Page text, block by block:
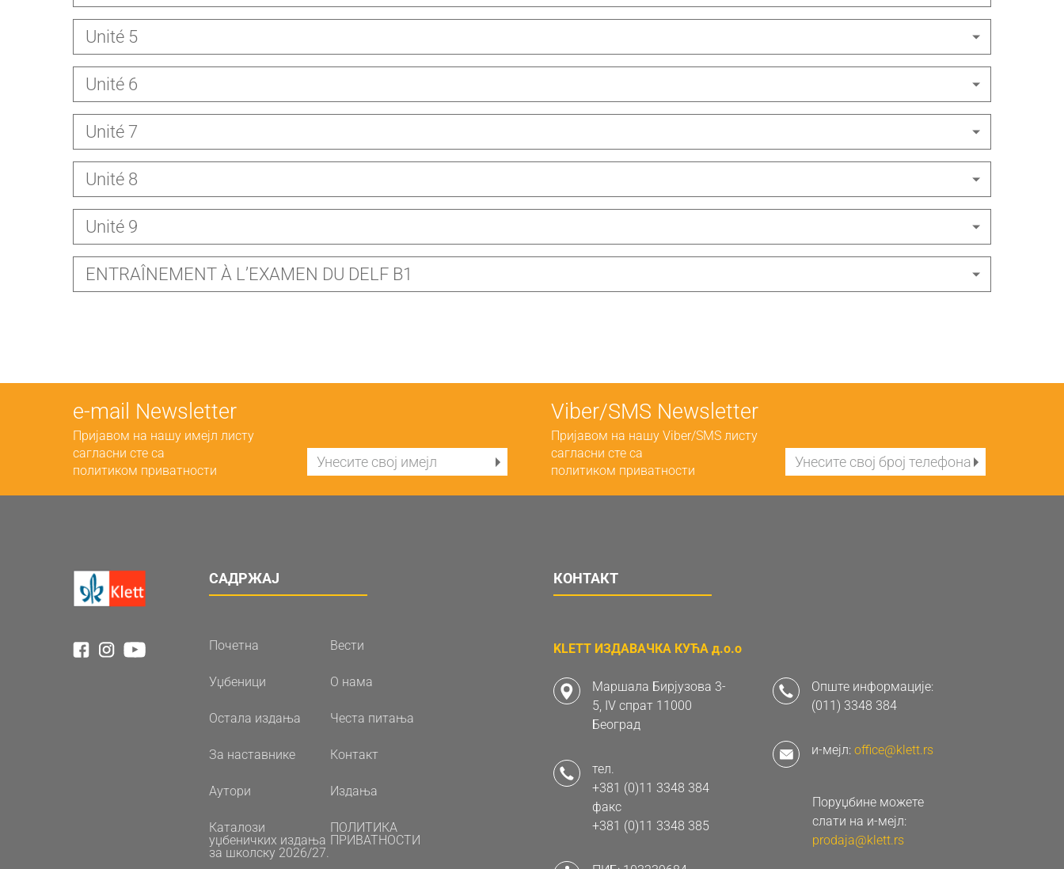
Unité 5
Unité 6
Unité 7
Unité 8
Unité 9
ENTRAÎNEMENT À L’EXAMEN DU DELF B1
е-mail Newsletter
Пријавом на нашу имејл листу
сагласни сте са
политиком приватности
Viber/SMS Newsletter
Пријавом на нашу Viber/SMS листу
сагласни сте са
политиком приватности
САДРЖАЈ
Почетна Вести
Уџбеници О нама
Остала издања Честа питања
За наставнике Контакт
Аутори Издања
Каталози
уџбеничких издања
за школску 2026/27.
ПОЛИТИКА
ПРИВАТНОСТИ
КОНТАКТ
KLETT ИЗДАВАЧКА КУЋА д.о.о
Маршала Бирјузова 3-
5, IV спрат 11000
Београд
тел.
+381 (0)11 3348 384
факс
+381 (0)11 3348 385
Опште информације:
(011) 3348 384
и-мејл: office@klett.rs
Поруџбине можете
слати на и-мејл:
prodaja@klett.rs